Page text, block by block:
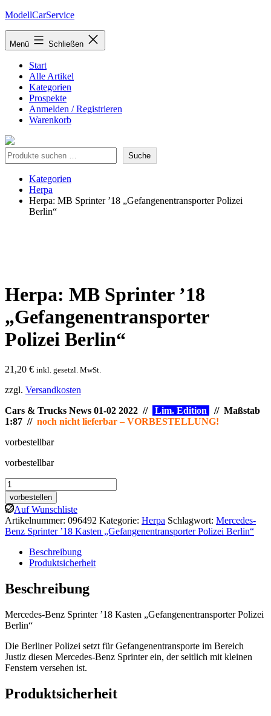
Zum
springen
ModellCarService
Menü Schließen
Start
Alle Artikel
Kategorien
Prospekte
Anmelden / Registrieren
Warenkorb
Suche Suche
Kategorien
Herpa
Herpa: MB Sprinter ’18 „Gefangenentransporter Polizei
Berlin“
Herpa: MB Sprinter ’18
„Gefangenentransporter
Polizei Berlin“
21,20 € inkl. gesetzl. MwSt.
zzgl. Versandkosten
Cars & Trucks News 01-02 2022 //
Lim. Edition
// Maßstab
1:87 // noch nicht lieferbar – VORBESTELLUNG!
vorbestellbar
vorbestellbar
Herpa:
MB
Sprinter
’18
„Gefangenentransporter
Polizei
Berlin“
Menge
vorbestellen
Auf Wunschliste
Artikelnummer: 096492 Kategorie: Herpa Schlagwort: Mercedes-
Benz Sprinter ’18 Kasten „Gefangenentransporter Polizei Berlin“
Beschreibung
Produktsicherheit
Beschreibung
Mercedes-Benz Sprinter ’18 Kasten „Gefangenentransporter Polizei
Berlin“
Die Berliner Polizei setzt für Gefangenentransporte im Bereich
Justiz diesen Mercedes-Benz Sprinter ein, der seitlich mit kleinen
Fenstern versehen ist.
Produktsicherheit